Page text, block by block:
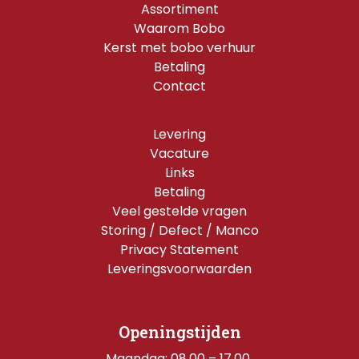
Assortiment
Waarom Bobo
Kerst met bobo verhuur
Betaling
Contact
Levering
Vacature
Links
Betaling
Veel gestelde vragen
Storing / Defect / Manco
Privacy Statement
Leveringsvoorwaarden
Openingstijden